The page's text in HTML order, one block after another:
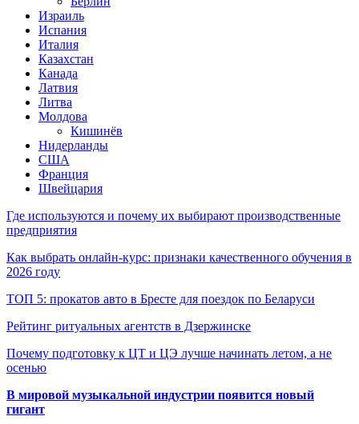
Израиль
Испания
Италия
Казахстан
Канада
Латвия
Литва
Молдова
Кишинёв
Нидерланды
США
Франция
Швейцария
Где используются и почему их выбирают производственные
предприятия
Как выбрать онлайн-курс: признаки качественного обучения в
2026 году
ТОП 5: прокатов авто в Бресте для поездок по Беларуси
Рейтинг ритуальных агентств в Дзержинске
Почему подготовку к ЦТ и ЦЭ лучше начинать летом, а не
осенью
В мировой музыкальной индустрии появится новый
гигант